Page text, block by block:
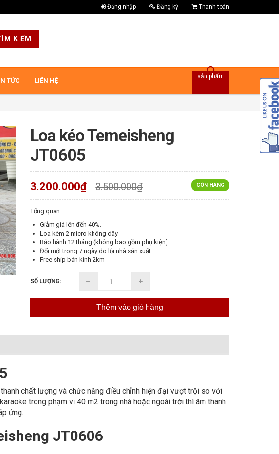
Đăng nhập Đăng ký Thanh toán
KIẾM
TỨC LIÊN HỆ
sản phẩm
Loa kéo Temeisheng
JT0605
CÒN HÀNG
3.200.000₫ 3.500.000₫
Tổng quan
Giảm giá lên đến 40%.
Loa kèm 2 micro không dây
Bảo hành 12 tháng (không bao gồm phụ kiện)
Đổi mới trong 7 ngày do lỗi nhà sản xuất
Free ship bán kính 2km
SỐ LƯỢNG:
Thêm vào giỏ hàng
chất lượng và chức năng điều chỉnh hiện đại vượt trội so với
trong phạm vi 40 m2 trong nhà hoặc ngoài trời thì âm thanh
ứng.
JT0606